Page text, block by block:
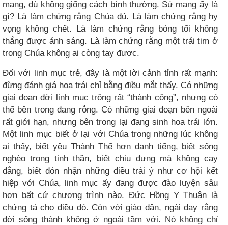
mạng, dù không giống cách bình thường. Sứ mạng ấy là
gì? Là làm chứng rằng Chúa đủ. Là làm chứng rằng hy
vọng không chết. Là làm chứng rằng bóng tối không
thắng được ánh sáng. Là làm chứng rằng một trái tim ở
trong Chúa không ai còng tay được.
Đối với linh mục trẻ, đây là một lời cảnh tỉnh rất mạnh:
đừng đánh giá hoa trái chỉ bằng điều mắt thấy. Có những
giai đoạn đời linh mục trông rất “thành công”, nhưng có
thể bên trong đang rỗng. Có những giai đoạn bên ngoài
rất giới hạn, nhưng bên trong lại đang sinh hoa trái lớn.
Một linh mục biết ở lại với Chúa trong những lúc không
ai thấy, biết yêu Thánh Thể hơn danh tiếng, biết sống
nghèo trong tinh thần, biết chịu đựng mà không cay
đắng, biết đón nhận những điều trái ý như cơ hội kết
hiệp với Chúa, linh mục ấy đang được đào luyện sâu
hơn bất cứ chương trình nào. Đức Hồng Y Thuận là
chứng tá cho điều đó. Còn với giáo dân, ngài dạy rằng
đời sống thánh không ở ngoài tầm với. Nó không chỉ